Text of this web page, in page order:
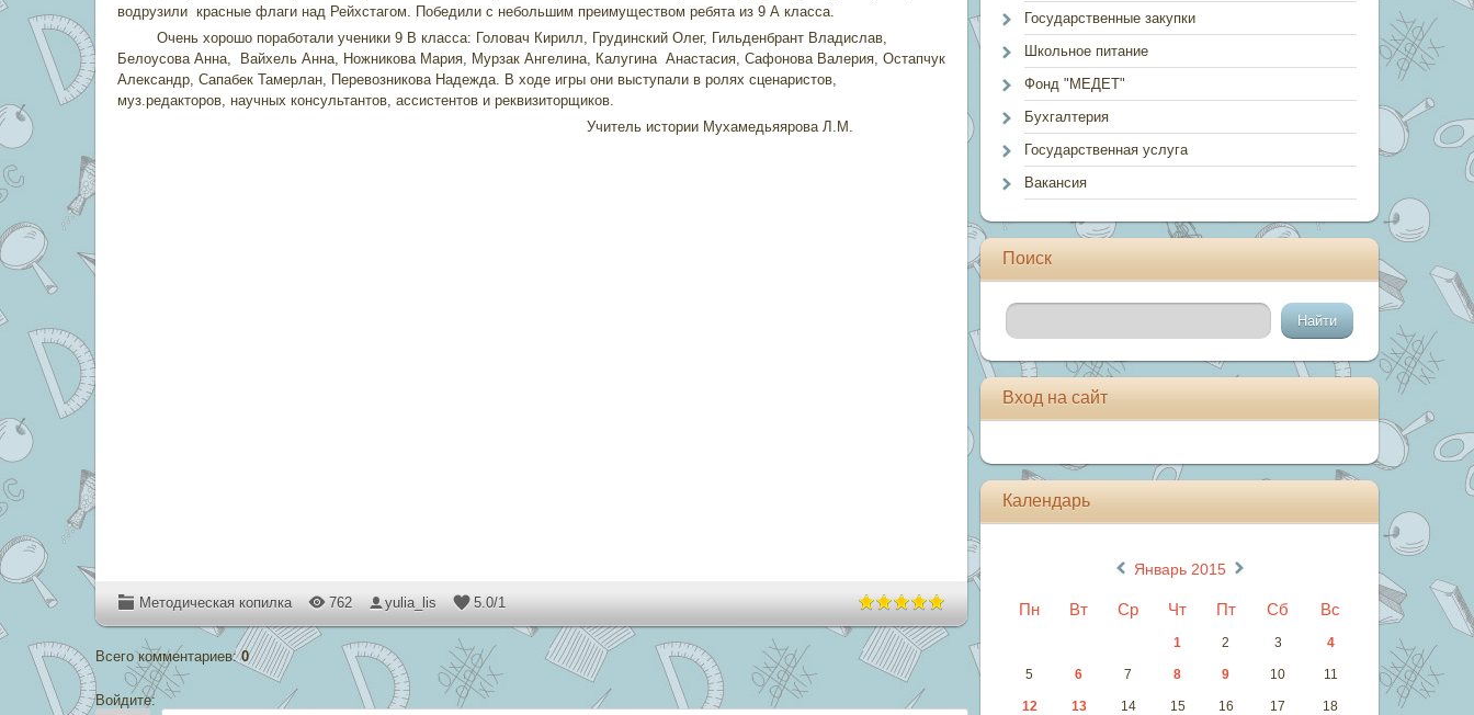
водрузили красные флаги над Рейхстагом. Победили с небольшим преимуществом ребята из 9 А класса.
Очень хорошо поработали ученики 9 В класса: Головач Кирилл, Грудинский Олег, Гильденбрант Владислав,
Белоусова Анна, Вайхель Анна, Ножникова Мария, Мурзак Ангелина, Калугина Анастасия, Сафонова Валерия, Остапчук
Александр, Сапабек Тамерлан, Перевозникова Надежда. В ходе игры они выступали в ролях сценаристов,
муз.редакторов, научных консультантов, ассистентов и реквизиторщиков.
Учитель истории Мухамедьяярова Л.М.
Методическая копилка 762 yulia_lis 5.0/1
Всего комментариев:0
Войдите:
Государственные закупки
Школьное питание
Фонд "МЕДЕТ"
Бухгалтерия
Государственная услуга
Вакансия
Поиск
Вход на сайт
Календарь
« Январь 2015 »
Пн Вт Ср Чт Пт Сб Вс
1 2 3 4
5 6 7 8 9 10 11
12 13 14 15 16 17 18